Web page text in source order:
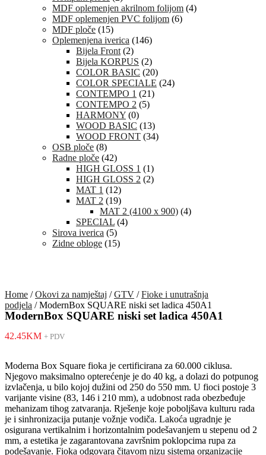
MDF oplemenjen akrilnom folijom (4)
MDF oplemenjen PVC folijom (6)
MDF ploče (15)
Oplemenjena iverica (146)
Bijela Front (2)
Bijela KORPUS (2)
COLOR BASIC (20)
COLOR SPECIALE (24)
CONTEMPO 1 (21)
CONTEMPO 2 (5)
HARMONY (0)
WOOD BASIC (13)
WOOD FRONT (34)
OSB ploče (8)
Radne ploče (42)
HIGH GLOSS 1 (1)
HIGH GLOSS 2 (2)
MAT 1 (12)
MAT 2 (19)
MAT 2 (4100 x 900) (4)
SPECIAL (4)
Sirova iverica (5)
Zidne obloge (15)
Home /Okovi za namještaj /GTV /Fioke i unutrašnja
podjela / ModernBox SQUARE niski set ladica 450A1
ModernBox SQUARE niski set ladica 450A1
42.45KM + PDV
Moderna Box Square fioka je certificirana za 60.000 ciklusa.
Njegovo maksimalno opterećenje je do 40 kg, a dolazi do potpunog
izvlačenja, u bilo kojoj dužini od 250 do 550 mm. U fioci postoje 3
varijante visine (83, 146 i 210 mm), a udobnost rada obezbeđuje
mehanizam tihog zatvaranja. Rješenje koje poboljšava kulturu rada
je i sinhronizacija putanje vožnje vodiča. Lakoća ugradnje je
osigurana vertikalnim i horizontalnim podešavanjem u stepenu od 2
mm, a estetika je zagarantovana završnim poklopcima rupa za
podešavanje. Fioka odgovara čitavom nizu sistema organizacije